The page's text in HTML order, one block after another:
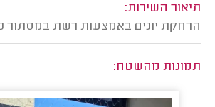
תיאור השירות:
הרחקת יונים באמצעות רשת במסתור
תמונות מהשטח: